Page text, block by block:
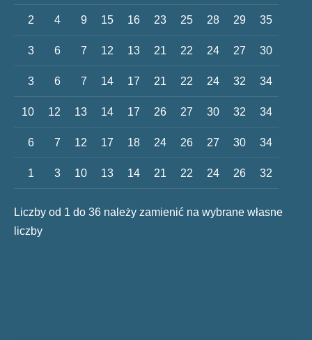
2 4 9 15 16 23 25 28 29 35
3 6 7 12 13 21 22 24 27 30
3 6 7 14 17 21 22 24 32 34
10 12 13 14 17 26 27 30 32 34
6 7 12 17 18 24 26 27 30 34
1 3 10 13 14 21 22 24 26 32
Liczby od 1 do 36 należy zamienić na wybrane własne
liczby